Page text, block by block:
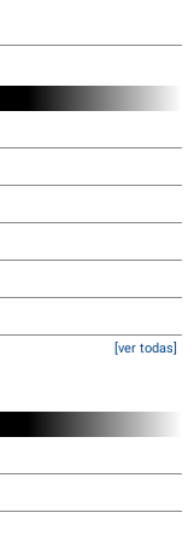
[ver todas]